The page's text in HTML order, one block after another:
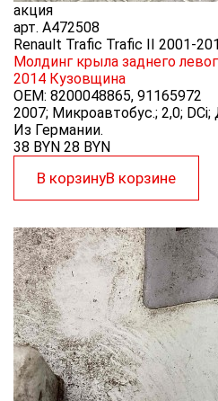
акция
арт. A472508
Renault Trafic Trafic II 2001-
Молдинг крыла заднего
2014 Кузовщина
OEM: 8200048865, 91165972
2007; Микроавтобус.; 2,0;
Из Германии.
38 BYN 28 BYN
В корзинуВ корзине